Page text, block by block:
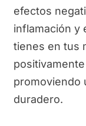
efectos
inflamación y
tienes en tus
promoviendo
duradero.